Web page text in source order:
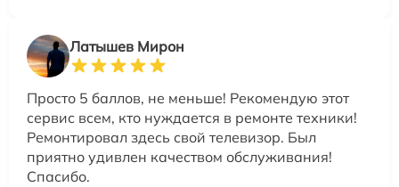
Латышев Мирон
Просто 5 баллов, не меньше! Рекомендую этот
сервис всем, кто нуждается в ремонте техники!
Ремонтировал здесь свой телевизор. Был
приятно удивлен качеством обслуживания!
Спасибо.